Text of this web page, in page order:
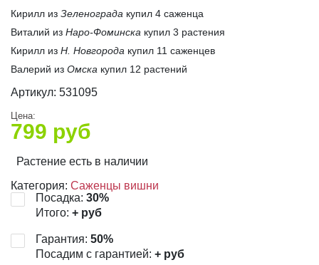
Кирилл из Зеленограда купил 4 саженца
Виталий из Наро-Фоминска купил 3 растения
Кирилл из Н. Новгорода купил 11 саженцев
Валерий из Омска купил 12 растений
Артикул: 531095
Цена:
799 руб
Растение есть в наличии
Категория: Саженцы вишни
Посадка: 30%
Итого: + руб
Гарантия: 50%
Посадим с гарантией: + руб